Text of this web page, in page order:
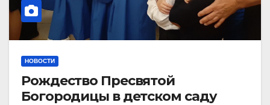
НОВОСТИ
Рождество Пресвятой
Богородицы в детском саду